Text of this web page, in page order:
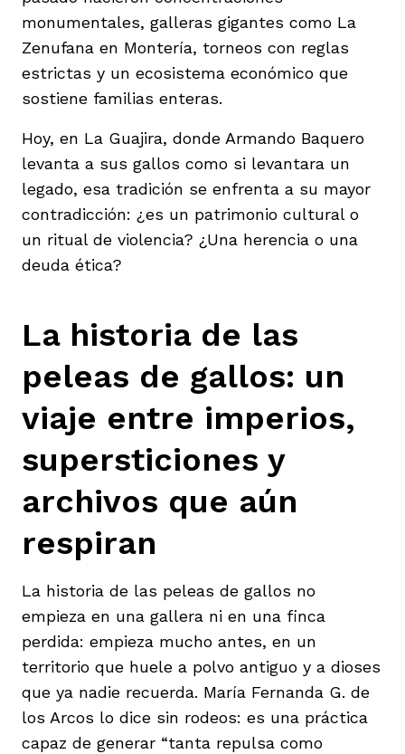
monumentales, galleras gigantes como La
Zenufana en Montería, torneos con reglas
estrictas y un ecosistema económico que
sostiene familias enteras.
Hoy, en La Guajira, donde Armando Baquero
levanta a sus gallos como si levantara un
legado, esa tradición se enfrenta a su mayor
contradicción: ¿es un patrimonio cultural o
un ritual de violencia? ¿Una herencia o una
deuda ética?
La historia de las
peleas de gallos: un
viaje entre imperios,
supersticiones y
archivos que aún
respiran
La historia de las peleas de gallos no
empieza en una gallera ni en una finca
perdida: empieza mucho antes, en un
territorio que huele a polvo antiguo y a dioses
que ya nadie recuerda. María Fernanda G. de
los Arcos lo dice sin rodeos: es una práctica
capaz de generar “tanta repulsa como